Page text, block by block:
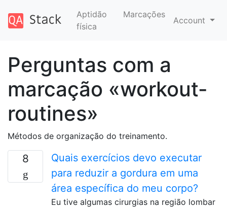
Aptidão
física
Marcações
Account
Perguntas com a
marcação «workout-
routines»
Métodos de organização do treinamento.
8
Quais exercícios devo executar
para reduzir a gordura em uma
área específica do meu corpo?
Eu tive algumas cirurgias na região lombar